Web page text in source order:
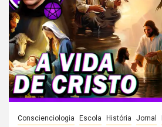
Conscienciologia Escola História Jornal